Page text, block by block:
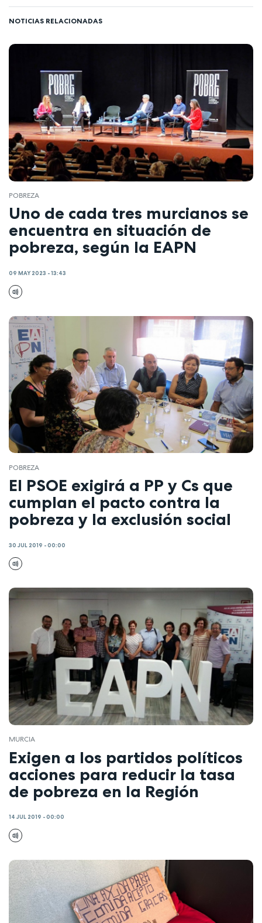
NOTICIAS RELACIONADAS
POBREZA
Uno de cada tres murcianos se
encuentra en situación de
pobreza, según la EAPN
09 MAY 2023 - 13:43
POBREZA
El PSOE exigirá a PP y Cs que
cumplan el pacto contra la
pobreza y la exclusión social
30 JUL 2019 - 00:00
MURCIA
Exigen a los partidos políticos
acciones para reducir la tasa
de pobreza en la Región
14 JUL 2019 - 00:00